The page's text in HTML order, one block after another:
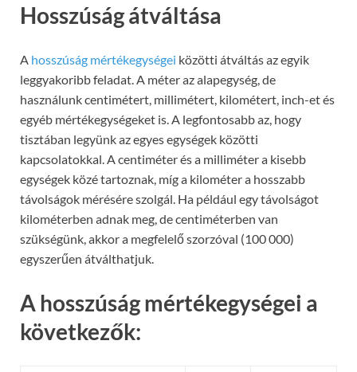
Hosszúság átváltása
A hosszúság mértékegységei közötti átváltás az egyik
leggyakoribb feladat. A méter az alapegység, de
használunk centimétert, millimétert, kilométert, inch-et és
egyéb mértékegységeket is. A legfontosabb az, hogy
tisztában legyünk az egyes egységek közötti
kapcsolatokkal. A centiméter és a milliméter a kisebb
egységek közé tartoznak, míg a kilométer a hosszabb
távolságok mérésére szolgál. Ha például egy távolságot
kilométerben adnak meg, de centiméterben van
szükségünk, akkor a megfelelő szorzóval (100 000)
egyszerűen átválthatjuk.
A hosszúság mértékegységei a
következők: